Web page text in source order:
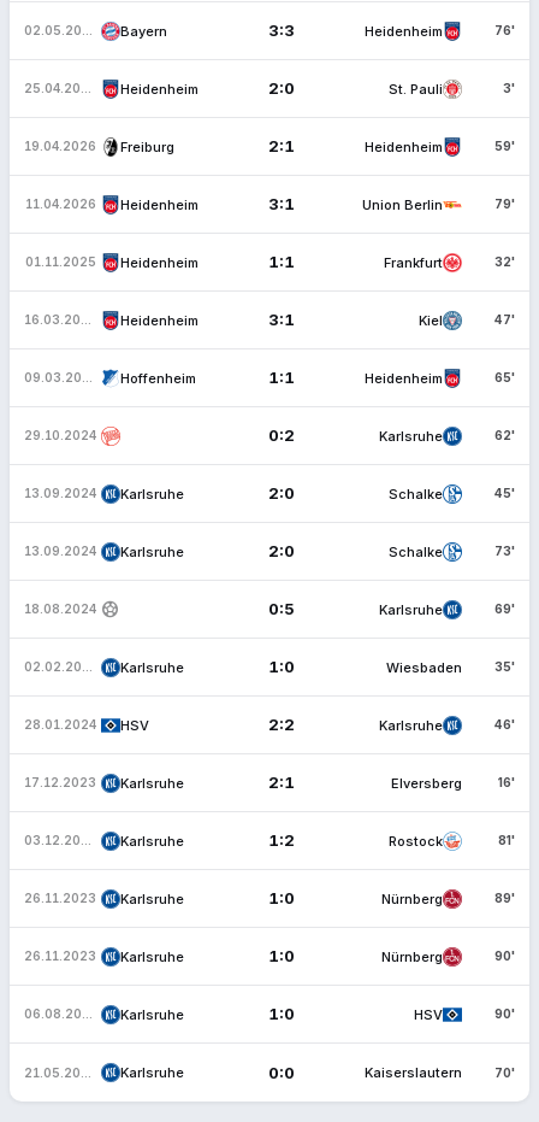
Bayern 3:3 Heidenheim 76'
Heidenheim 2:0 St. Pauli 3'
19.04.2026 Freiburg 2:1 Heidenheim 59'
11.04.2026 Heidenheim 3:1 Union Berlin 79'
01.11.2025 Heidenheim 1:1 Frankfurt 32'
Heidenheim 3:1 Kiel 47'
Hoffenheim 1:1 Heidenheim 65'
29.10.2024 0:2 Karlsruhe 62'
13.09.2024 Karlsruhe 2:0 Schalke 45'
13.09.2024 Karlsruhe 2:0 Schalke 73'
18.08.2024 sports_soccer 0:5 Karlsruhe 69'
Karlsruhe 1:0 Wiesbaden 35'
28.01.2024 HSV 2:2 Karlsruhe 46'
17.12.2023 Karlsruhe 2:1 Elversberg 16'
Karlsruhe 1:2 Rostock 81'
26.11.2023 Karlsruhe 1:0 Nürnberg 89'
26.11.2023 Karlsruhe 1:0 Nürnberg 90'
Karlsruhe 1:0 HSV 90'
Karlsruhe 0:0 Kaiserslautern 70'